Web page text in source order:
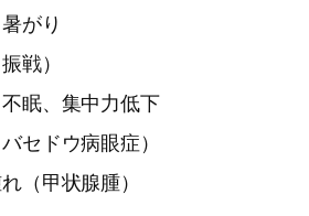
がり
戦）
眠、集中力低下
セドウ病眼症）
（甲状腺腫）